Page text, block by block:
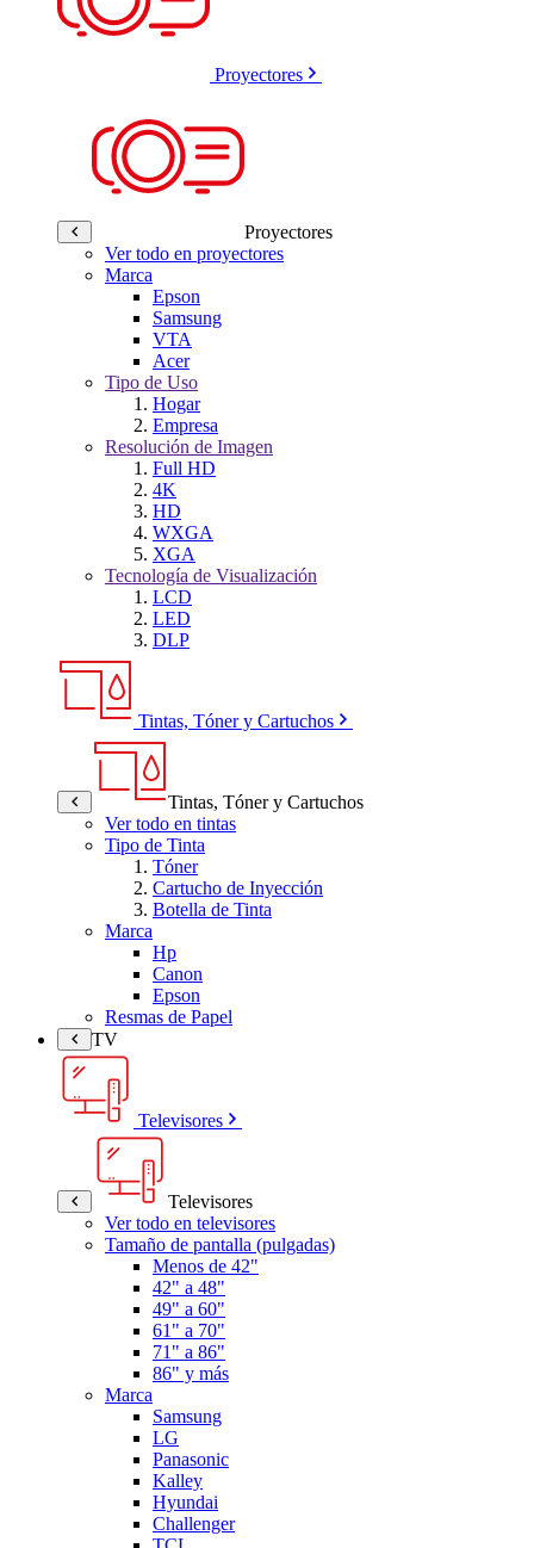
Proyectores
Proyectores
Ver todo en proyectores
Marca
Epson
Samsung
VTA
Acer
Tipo de Uso
Hogar
Empresa
Resolución de Imagen
Full HD
4K
HD
WXGA
XGA
Tecnología de Visualización
LCD
LED
DLP
Tintas, Tóner y Cartuchos
Tintas, Tóner y Cartuchos
Ver todo en tintas
Tipo de Tinta
Tóner
Cartucho de Inyección
Botella de Tinta
Marca
Hp
Canon
Epson
Resmas de Papel
TV
Televisores
Televisores
Ver todo en televisores
Tamaño de pantalla (pulgadas)
Menos de 42"
42" a 48"
49" a 60"
61" a 70"
71" a 86"
86" y más
Marca
Samsung
LG
Panasonic
Kalley
Hyundai
Challenger